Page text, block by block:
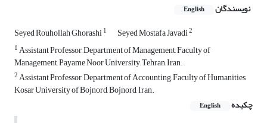
نویسندگان English
Seyed Rouhollah Ghorashi1 Seyed Mostafa Javadi2
1Assistant Professor, Department of Management, Faculty of
Management, Payame Noor University, Tehran, Iran.
2Assistant Professor, Department of Accounting, Faculty of Humanities,
Kosar University of Bojnord, Bojnord, Iran.
چکیده
English